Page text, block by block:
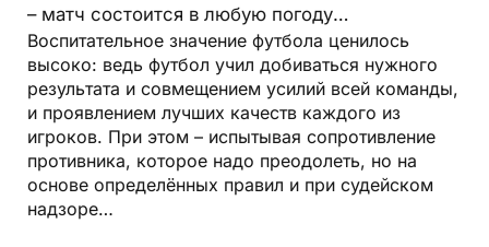
– матч состоится в любую погоду…
Воспитательное значение футбола ценилось
высоко: ведь футбол учил добиваться нужного
результата и совмещением усилий всей команды,
и проявлением лучших качеств каждого из
игроков. При этом – испытывая сопротивление
противника, которое надо преодолеть, но на
основе определённых правил и при судейском
надзоре…